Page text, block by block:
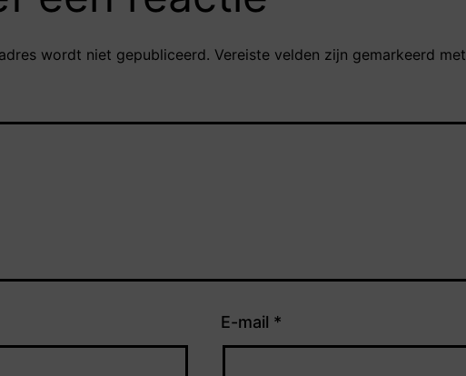
wordt niet gepubliceerd. Vereiste velden zijn gemarkeerd met
E-mail *